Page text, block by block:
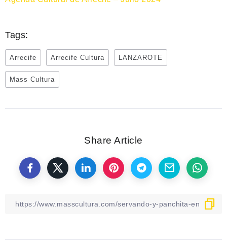
Tags:
Arrecife Arrecife Cultura LANZAROTE
Mass Cultura
Share Article